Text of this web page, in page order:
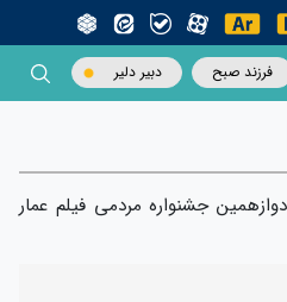
فرزند صبح دبیر دلیر
جشنواره مردمی فیلم عمار